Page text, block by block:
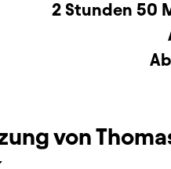
2 Stunden 50
von